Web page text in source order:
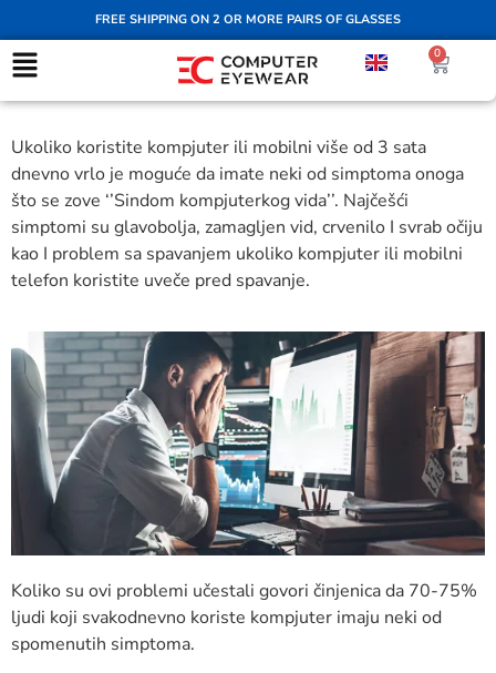
FREE SHIPPING ON 2 OR MORE PAIRS OF GLASSES
0
Ukoliko koristite kompjuter ili mobilni više od 3 sata
dnevno vrlo je moguće da imate neki od simptoma onoga
što se zove ‘’Sindom kompjuterkog vida’’. Najčešći
simptomi su glavobolja, zamagljen vid, crvenilo I svrab očiju
kao I problem sa spavanjem ukoliko kompjuter ili mobilni
telefon koristite uveče pred spavanje.
Koliko su ovi problemi učestali govori činjenica da 70-75%
ljudi koji svakodnevno koriste kompjuter imaju neki od
spomenutih simptoma.